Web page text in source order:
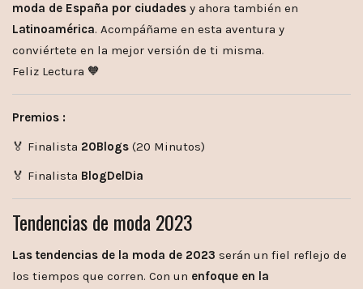
moda de España por ciudades y ahora también en
Latinoamérica. Acompáñame en esta aventura y
conviértete en la mejor versión de ti misma.
Feliz Lectura 🧡
Premios :
🏅 Finalista 20Blogs (20 Minutos)
🏅 Finalista BlogDelDia
Tendencias de moda 2023
Las tendencias de la moda de 2023 serán un fiel reflejo de
los tiempos que corren. Con un enfoque en la